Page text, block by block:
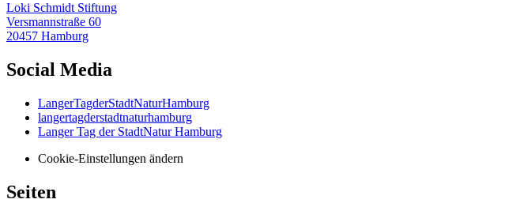
Loki Schmidt Stiftung
Versmannstraße 60
20457 Hamburg
Social Media
LangerTagderStadtNaturHamburg
langertagderstadtnaturhamburg
Langer Tag der StadtNatur Hamburg
Cookie-Einstellungen ändern
Seiten